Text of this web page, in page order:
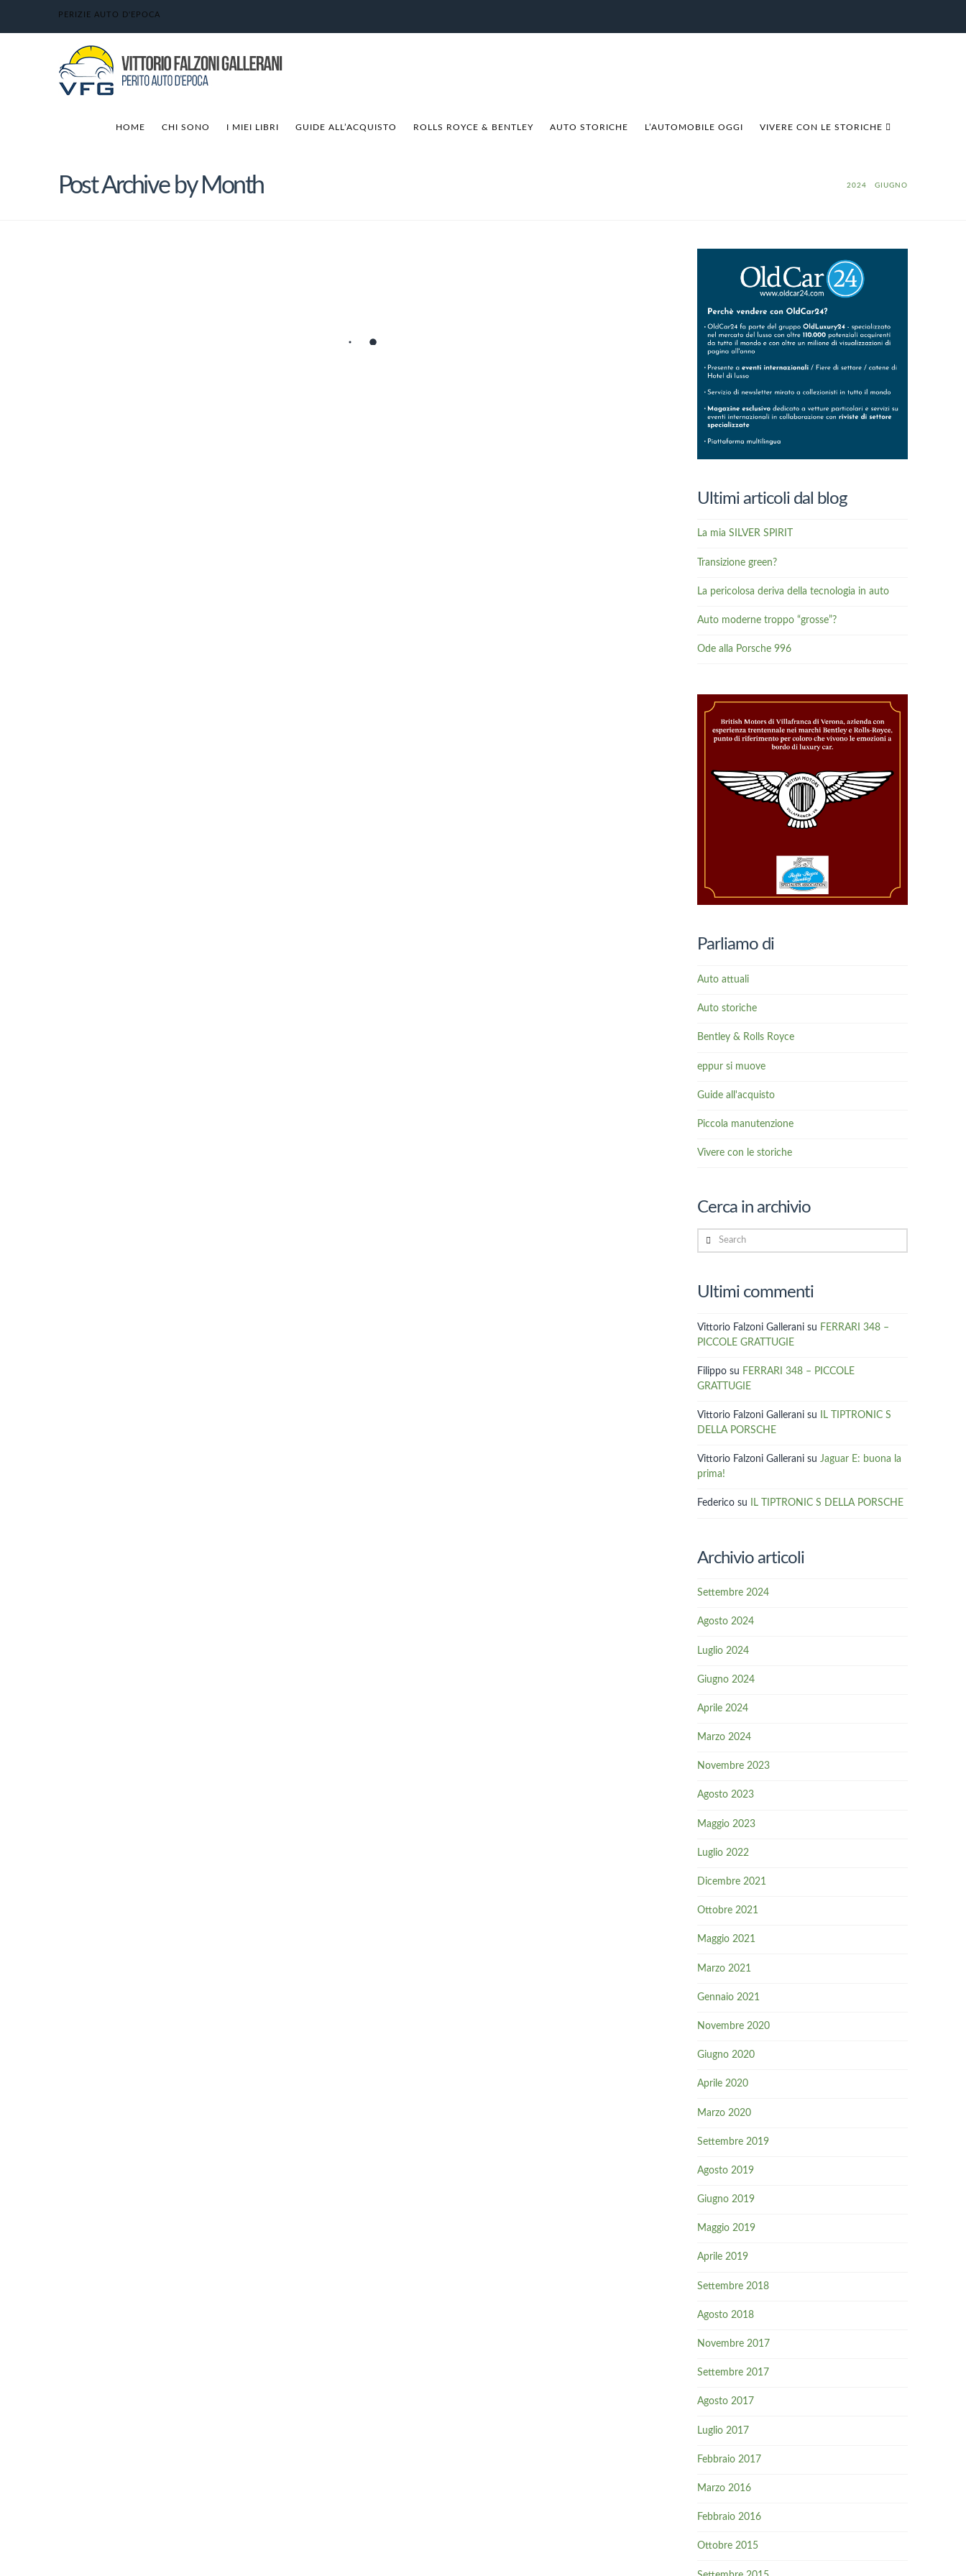
PERIZIE AUTO D'EPOCA
HOME CHI SONO I MIEI LIBRI GUIDE ALL’ACQUISTO ROLLS ROYCE & BENTLEY AUTO STORICHE L’AUTOMOBILE OGGI VIVERE CON LE STORICHE
Post Archive by Month HOME
2024 GIUGNO
Ultimi articoli dal blog
La mia SILVER SPIRIT
Transizione green?
La pericolosa deriva della tecnologia in auto
Auto moderne troppo “grosse”?
Ode alla Porsche 996
Parliamo di
Auto attuali
Auto storiche
Bentley & Rolls Royce
eppur si muove
Guide all'acquisto
Piccola manutenzione
Vivere con le storiche
Cerca in archivio
Search
Ultimi commenti
Vittorio Falzoni Gallerani su FERRARI 348 –
PICCOLE GRATTUGIE
Filippo su FERRARI 348 – PICCOLE
GRATTUGIE
Vittorio Falzoni Gallerani su
IL TIPTRONIC S
DELLA PORSCHE
Vittorio Falzoni Gallerani suJaguar E: buona la
prima!
Federico su IL TIPTRONIC S DELLA PORSCHE
Archivio articoli
Settembre 2024
Agosto 2024
Luglio 2024
Giugno 2024
Aprile 2024
Marzo 2024
Novembre 2023
Agosto 2023
Maggio 2023
Luglio 2022
Dicembre 2021
Ottobre 2021
Maggio 2021
Marzo 2021
Gennaio 2021
Novembre 2020
Giugno 2020
Aprile 2020
Marzo 2020
Settembre 2019
Agosto 2019
Giugno 2019
Maggio 2019
Aprile 2019
Settembre 2018
Agosto 2018
Novembre 2017
Settembre 2017
Agosto 2017
Luglio 2017
Febbraio 2017
Marzo 2016
Febbraio 2016
Ottobre 2015